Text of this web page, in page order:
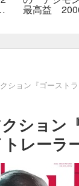
最高益
ション『ゴースト
ション
レーラ